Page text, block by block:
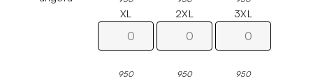
XL
950
2XL
950
3XL
950